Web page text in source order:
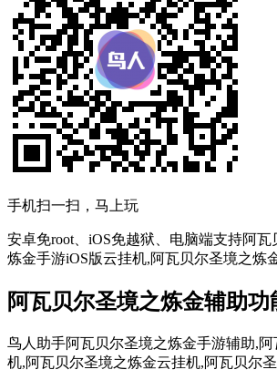
手机扫一扫，马上玩
安卓免root、iOS免越狱、电脑端支持阿
炼金手游iOS版云挂机,阿瓦贝尔圣境之炼
阿瓦贝尔圣境之炼金辅助功
鸟人助手阿瓦贝尔圣境之炼金手游辅助,
机,阿瓦贝尔圣境之炼金云挂机,阿瓦贝尔